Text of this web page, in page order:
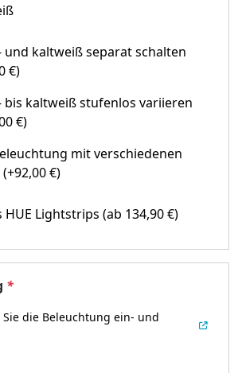
und kaltweiß separat schalten
€)
bis kaltweiß stufenlos variieren
€)
mit verschiedenen
€)
HUE Lightstrips (ab 134,90 €)
*
die Beleuchtung ein- und